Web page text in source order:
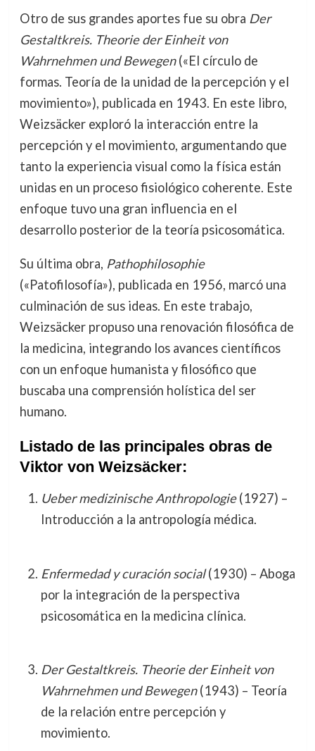
Otro de sus grandes aportes fue su obra Der
Gestaltkreis. Theorie der Einheit von
Wahrnehmen und Bewegen(«El círculo de
formas. Teoría de la unidad de la percepción y el
movimiento»), publicada en 1943. En este libro,
Weizsäcker exploró la interacción entre la
percepción y el movimiento, argumentando que
tanto la experiencia visual como la física están
unidas en un proceso fisiológico coherente. Este
enfoque tuvo una gran influencia en el
desarrollo posterior de la teoría psicosomática.
Su última obra, Pathophilosophie
(«Patofilosofía»), publicada en 1956, marcó una
culminación de sus ideas. En este trabajo,
Weizsäcker propuso una renovación filosófica de
la medicina, integrando los avances científicos
con un enfoque humanista y filosófico que
buscaba una comprensión holística del ser
humano.
Listado de las principales obras de
Viktor von Weizsäcker:
Ueber medizinische Anthropologie(1927) –
Introducción a la antropología médica.
Enfermedad y curación social(1930) – Aboga
por la integración de la perspectiva
psicosomática en la medicina clínica.
Der Gestaltkreis. Theorie der Einheit von
Wahrnehmen und Bewegen(1943) – Teoría
de la relación entre percepción y
movimiento.